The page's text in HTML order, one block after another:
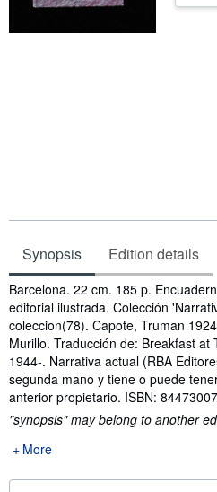
Synopsis Edition details
Synopsis
Barcelona. 22 cm. 185 p.
editorial ilustrada. Colección
coleccion(78). Capote, Truman
Murillo. Traducción de: Breakfast at
1944-. Narrativa actual (RBA
segunda mano y tiene o puede
anterior propietario. ISBN:
"synopsis" may belong to another
More